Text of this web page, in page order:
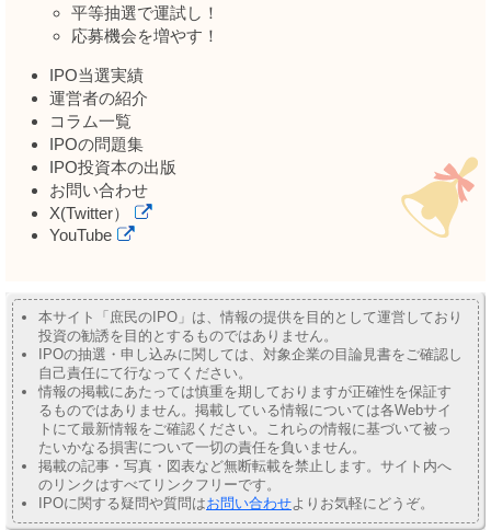
平等抽選で運試し！
応募機会を増やす！
IPO当選実績
運営者の紹介
コラム一覧
IPOの問題集
IPO投資本の出版
お問い合わせ
X(Twitter）
YouTube
本サイト「庶民のIPO」は、情報の提供を目的として運営しており
投資の勧誘を目的とするものではありません。
IPOの抽選・申し込みに関しては、対象企業の目論見書をご確認し
自己責任にて行なってください。
情報の掲載にあたっては慎重を期しておりますが正確性を保証す
るものではありません。掲載している情報については各Webサイ
トにて最新情報をご確認ください。これらの情報に基づいて被っ
たいかなる損害について一切の責任を負いません。
掲載の記事・写真・図表など無断転載を禁止します。サイト内へ
のリンクはすべてリンクフリーです。
IPOに関する疑問や質問はお問い合わせよりお気軽にどうぞ。